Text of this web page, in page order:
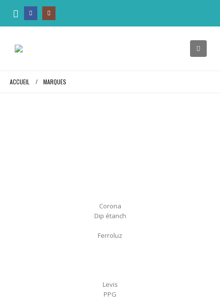
ACCUEIL MARQUES
Corona
Dip étanch
Ferroluz
Levis
PPG